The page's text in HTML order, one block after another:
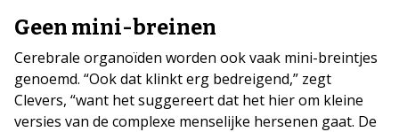
Geen mini-breinen
Cerebrale organoïden worden ook vaak mini-breintjes
genoemd. “Ook dat klinkt erg bedreigend,” zegt
Clevers, “want het suggereert dat het hier om kleine
versies van de complexe menselijke hersenen gaat. De